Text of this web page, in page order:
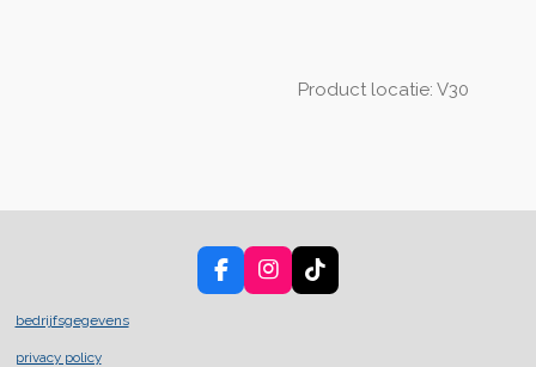
Product locatie: V30
F
a
I
n
T
i
bedrijfsgegevens
privacy policy